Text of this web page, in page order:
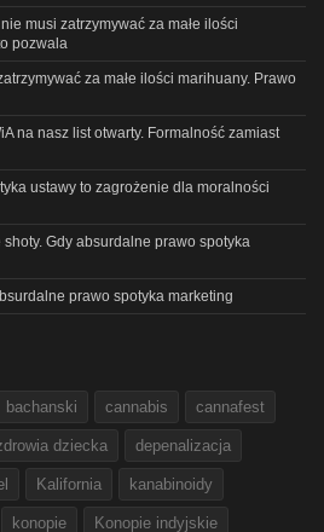
musi zatrzymywać za małe ilości
pozwala
za małe ilości marihuany. Prawo
na nasz list otwarty. Formalność zamiast
ustawy to zagrożenie dla moralności
shoty. Gdy absurdalne prawo spotyka
prawo spotyka marketing
bachanski cannabis cannafest
dziecka depenalizacja
Kalifornia kanabinoidy
konopie Konopie indyjskie